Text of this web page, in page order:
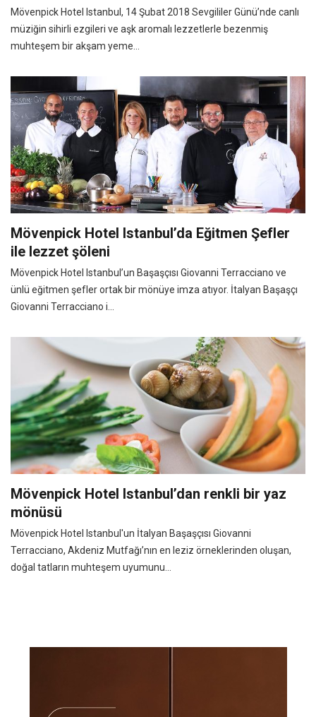
Mövenpick Hotel Istanbul, 14 Şubat 2018 Sevgililer Günü’nde canlı
müziğin sihirli ezgileri ve aşk aromalı lezzetlerle bezenmiş
muhteşem bir akşam yeme...
Mövenpick Hotel Istanbul’da Eğitmen Şefler
ile lezzet şöleni
Mövenpick Hotel Istanbul’un Başaşçısı Giovanni Terracciano ve
ünlü eğitmen şefler ortak bir mönüye imza atıyor. İtalyan Başaşçı
Giovanni Terracciano i...
Mövenpick Hotel Istanbul’dan renkli bir yaz
mönüsü
Mövenpick Hotel Istanbul'un İtalyan Başaşçısı Giovanni
Terracciano, Akdeniz Mutfağı’nın en leziz örneklerinden oluşan,
doğal tatların muhteşem uyumunu...